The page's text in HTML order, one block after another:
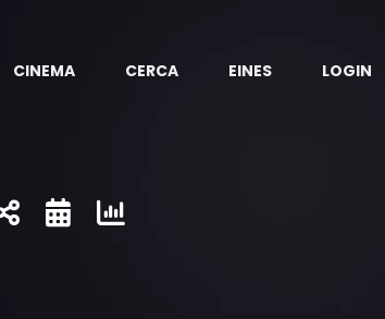
CINEMA CERCA EINES LOGIN